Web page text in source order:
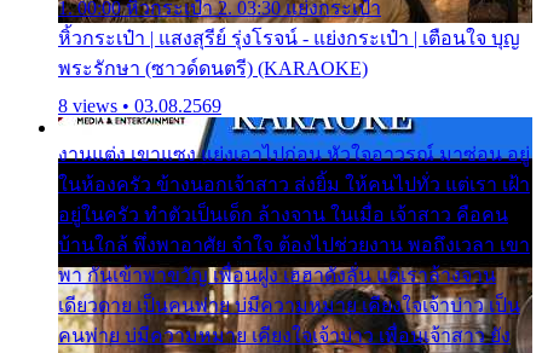
1. 00:00 หิ้วกระเป๋า 2. 03:30 แย่งกระเป๋า
หิ้วกระเป๋า | แสงสุรีย์ รุ่งโรจน์ - แย่งกระเป๋า | เตือนใจ บุญ
พระรักษา (ซาวด์ดนตรี) (KARAOKE)
8 views • 03.08.2569
งานแต่ง เขาแซง แย่งเอาไปก่อน หัวใจอาวรณ์ มาซ่อน อยู่
ในห้องครัว ข้างนอกเจ้าสาว ส่งยิ้ม ให้คนไปทั่ว แต่เรา เฝ้า
อยู่ในครัว ทำตัวเป็นเด็ก ล้างจาน ในเมื่อ เจ้าสาว คือคน
บ้านใกล้ พึ่งพาอาศัย จำใจ ต้องไปช่วยงาน พอถึงเวลา เขา
พา กันเข้าพาขวัญ เพื่อนฝูง เฮฮาดังลั่น แต่เราล้างจาน
เดียวดาย เป็นคนพ่าย บ่มีความหมาย เคียงใจเจ้าบ่าว เป็น
คนพ่าย บ่มีความหมาย เคียงใจเจ้าบ่าว เพื่อนเจ้าสาว ยัง